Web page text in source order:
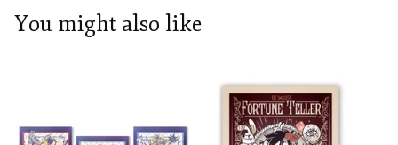
You might also like